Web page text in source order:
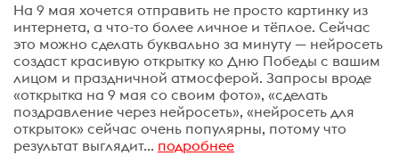
На 9 мая хочется отправить не просто картинку из
интернета, а что-то более личное и тёплое. Сейчас
это можно сделать буквально за минуту — нейросеть
создаст красивую открытку ко Дню Победы с вашим
лицом и праздничной атмосферой. Запросы вроде
«открытка на 9 мая со своим фото», «сделать
поздравление через нейросеть», «нейросеть для
открыток» сейчас очень популярны, потому что
результат выглядит... подробнее